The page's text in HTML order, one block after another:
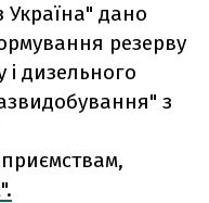
Україна" дано
резерву
дизельного
з